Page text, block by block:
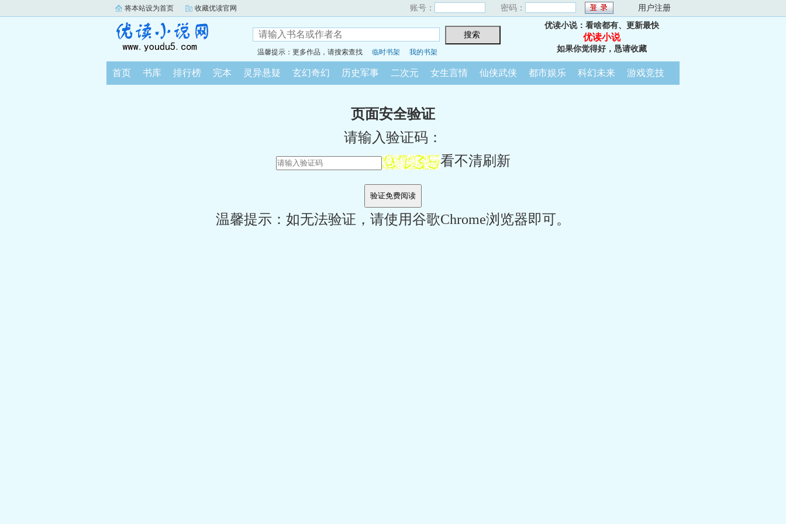
将本站设为首页 收藏优读官网 账号： 密码： 用户注册
温馨提示：更多作品，请搜索查找 临时书架 我的书架
优读小说：看啥都有、更新最快
优读小说
如果你觉得好，恳请收藏
首页 书库 排行榜 完本 灵异悬疑 玄幻奇幻 历史军事 二次元 女生言情 仙侠武侠 都市娱乐 科幻未来 游戏竞技
页面安全验证
请输入验证码：
看不清刷新
温馨提示：如无法验证，请使用谷歌Chrome浏览器即可。